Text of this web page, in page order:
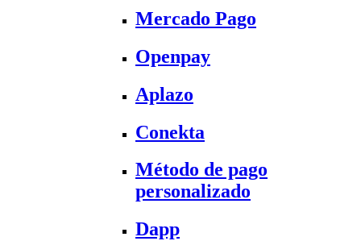
Mercado Pago
Openpay
Aplazo
Conekta
Método de pago
personalizado
Dapp